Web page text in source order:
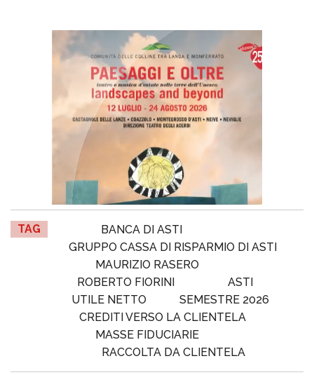
TAG
BANCA DI ASTI
GRUPPO CASSA DI RISPARMIO DI ASTI
MAURIZIO RASERO
ROBERTO FIORINI
ASTI
UTILE NETTO
SEMESTRE 2026
CREDITI VERSO LA CLIENTELA
MASSE FIDUCIARIE
RACCOLTA DA CLIENTELA